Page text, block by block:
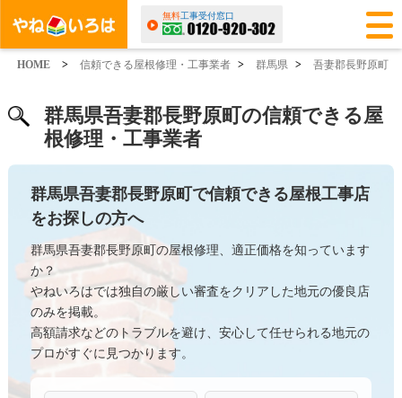
無料工事受付窓口
HOME > 信頼できる屋根修理・工事業者 > 群馬県 > 吾妻郡長野原町
群馬県吾妻郡長野原町の信頼できる屋
根修理・工事業者
群馬県吾妻郡長野原町で信頼できる屋根工事店
をお探しの方へ
群馬県吾妻郡長野原町の屋根修理、適正価格を知っています
か？
やねいろはでは独自の厳しい審査をクリアした地元の優良店
のみを掲載。
高額請求などのトラブルを避け、安心して任せられる地元の
プロがすぐに見つかります。